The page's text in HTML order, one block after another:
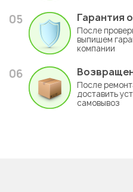
05 Гарантия
После
выпишем
компании
06
После
доставить
самовывоз